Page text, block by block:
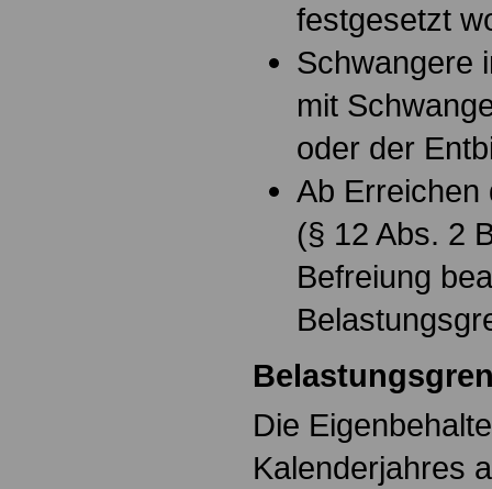
festgesetzt
Schwangere
mit
oder der
Ab Erreichen
(§ 12 Abs. 2
Befreiung
Die
Kalenderjahres